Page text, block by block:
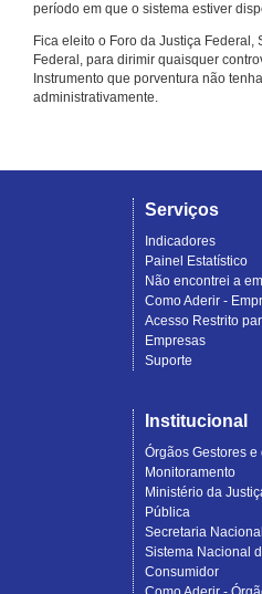
período em que o sistema estiver
Fica eleito o Foro da Justiça
Federal, para dirimir quaisquer
Instrumento que porventura não
administrativamente.
Serviços
Indicadores
Painel Estatístico
Não encontrei a
Como Aderir -
Acesso Restrito
Empresas
Suporte
Institucional
Órgãos Gestores e
Monitoramento
Ministério da
Pública
Secretaria
Sistema Nacional
Consumidor